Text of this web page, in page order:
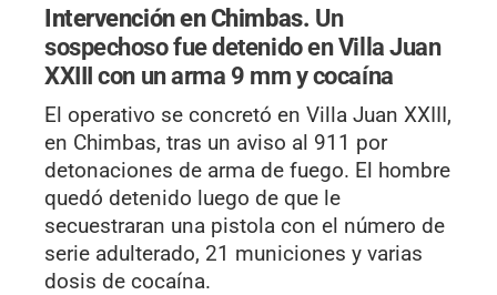
Intervención en Chimbas. Un
sospechoso fue detenido en Villa Juan
XXIII con un arma 9 mm y cocaína
El operativo se concretó en Villa Juan XXIII,
en Chimbas, tras un aviso al 911 por
detonaciones de arma de fuego. El hombre
quedó detenido luego de que le
secuestraran una pistola con el número de
serie adulterado, 21 municiones y varias
dosis de cocaína.